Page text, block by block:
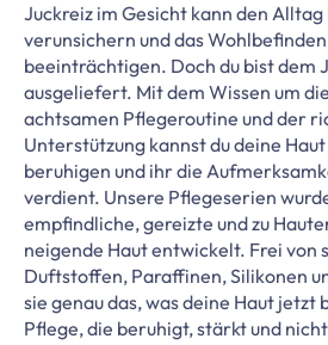
Juckreiz im Gesicht kann den
verunsichern und das
beeinträchtigen. Doch du bist dem
ausgeliefert. Mit dem Wissen um
achtsamen Pflegeroutine und der
Unterstützung kannst du deine
beruhigen und ihr die
verdient. Unsere Pflegeserien
empfindliche, gereizte und zu
neigende Haut entwickelt. Frei von
Duftstoffen, Paraffinen, Silikonen
sie genau das, was deine Haut jetzt
Pflege, die beruhigt, stärkt und